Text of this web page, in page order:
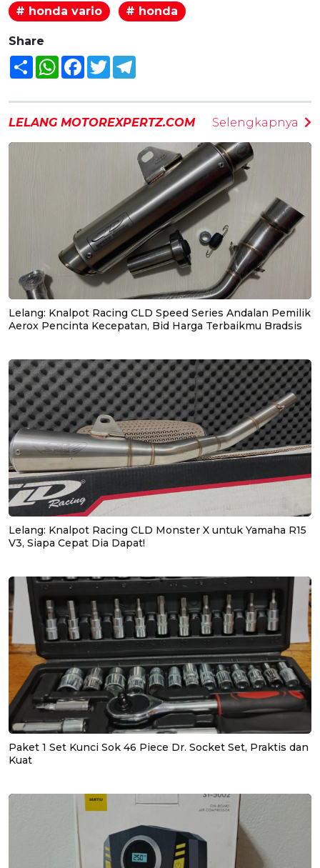
# honda vario
# honda
Share
Share WhatsAppFacebook
Twitter
LELANG MOTOREXPERTZ.COM Selengkapnya
Lelang: Knalpot Racing CLD Speed Series Andalan Pemilik
Aerox Pencinta Kecepatan, Bid Harga Terbaikmu Bradsis
Lelang: Knalpot Racing CLD Monster X untuk Yamaha R15
V3, Siapa Cepat Dia Dapat!
Paket 1 Set Kunci Sok 46 Piece Dr. Socket Set, Praktis dan
Kuat